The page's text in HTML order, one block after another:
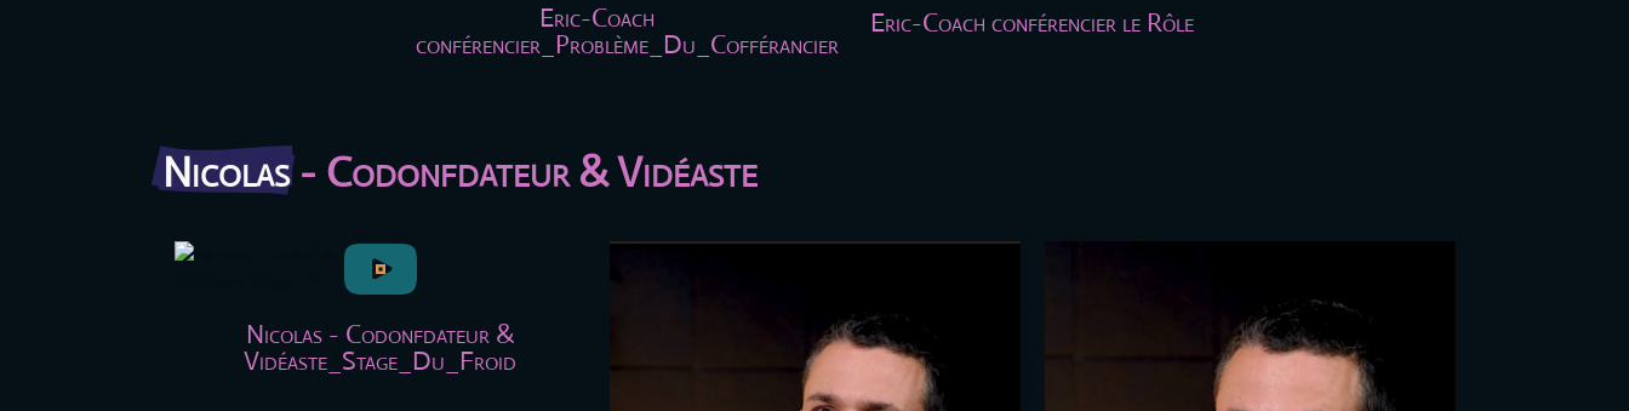
Eric-Coach
conférencier_Problème_Du_Cofférancier
Eric-Coach conférencier le Rôle
Nicolas - Codonfdateur & Vidéaste
Nicolas - Codonfdateur &
Vidéaste_Stage_Du_Froid